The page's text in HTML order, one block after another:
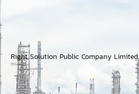
Your Plant...We Care
โรงงานของท่าน เราเอาใจใส่ดูแล
Right Solution Public Company Limited